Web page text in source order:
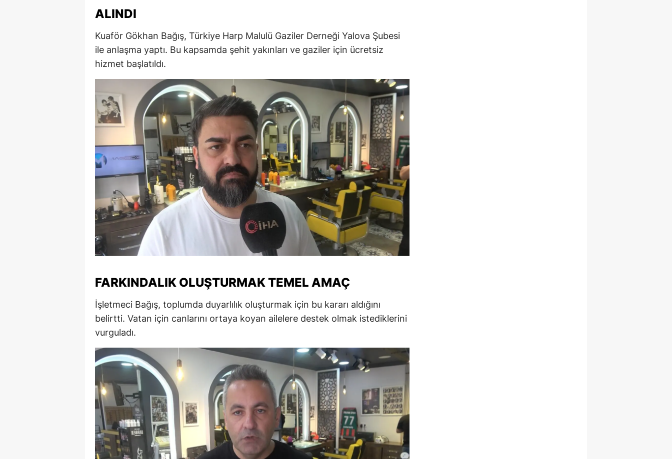
Elazığ
Erzurum
Eskişehir
Gaziantep
Giresun
Gümüşhane
Hakkari
Hatay
Isparta
İzmir
Kars
Kayseri
Kırklareli
Kırşehir
Kocaeli
Konya
Kütahya
ALINDI
Kuaför Gökhan Bağış, Türkiye Harp Malulü Gaziler Derneği Yalova Şubesi
ile anlaşma yaptı. Bu kapsamda şehit yakınları ve gaziler için ücretsiz
hizmet başlatıldı.
FARKINDALIK OLUŞTURMAK TEMEL AMAÇ
İşletmeci Bağış, toplumda duyarlılık oluşturmak için bu kararı aldığını
belirtti. Vatan için canlarını ortaya koyan ailelere destek olmak istediklerini
vurguladı.